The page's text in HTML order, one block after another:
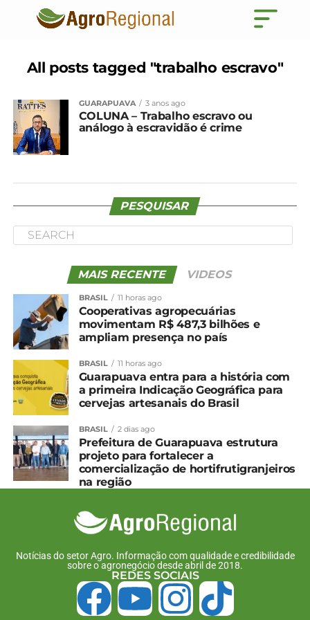
All posts tagged "trabalho escravo"
GUARAPUAVA 3 anos ago
COLUNA – Trabalho escravo ou
análogo à escravidão é crime
PESQUISAR
MAIS RECENTE VIDEOS
BRASIL 11 horas ago
Cooperativas agropecuárias
movimentam R$ 487,3 bilhões e
ampliam presença no país
BRASIL 11 horas ago
Guarapuava entra para a história com
a primeira Indicação Geográfica para
cervejas artesanais do Brasil
BRASIL 2 dias ago
Prefeitura de Guarapuava estrutura
projeto para fortalecer a
comercialização de hortifrutigranjeiros
na região
Notícias do setor Agro. Informação com qualidade e credibilidade
sobre o agronegócio desde abril de 2018.
REDES SOCIAIS